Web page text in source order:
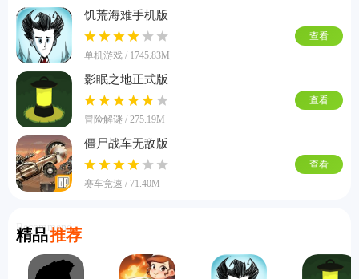
饥荒海难手机版
单机游戏 / 1745.83M
查看
影眠之地正式版
冒险解谜 / 275.19M
查看
僵尸战车无敌版
赛车竞速 / 71.40M
查看
精品推荐
Recommend